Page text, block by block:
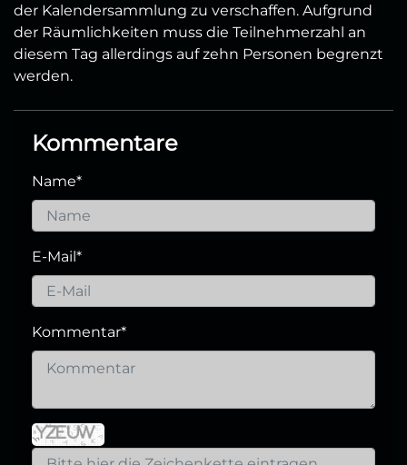
der Kalendersammlung zu verschaffen. Aufgrund
der Räumlichkeiten muss die Teilnehmerzahl an
diesem Tag allerdings auf zehn Personen begrenzt
werden.
Kommentare
Name*
E-Mail*
Kommentar*